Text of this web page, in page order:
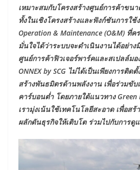
เหมาะสมกับโครงสร้างศูนย์การค้าข
ทั้งในเชิงโครงสร้างและฟังก์ชันการใช้
Operation & Maintenance (O&M) ที่ค
มั่นใจได้ว่าระบบจะดำเนินงานได้อย่า
ศูนย์การค้าฟิวเจอร์พาร์คและสเปลล์มอ
ONNEX by SCG ไม่ได้เป็นเพียงการติ
สร้างพันธมิตรด้านพลังงาน เพื่อร่วมขั
คาร์บอนต่ำ โดยภายใต้แนวทาง
เรามุ่งเน้นใช้เทคโนโลยีสะอาด เพื่อสร้
ผลักดันธุรกิจให้เติบโต ร่วมไปกับการดู